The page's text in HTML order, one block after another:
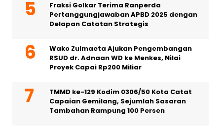
Fraksi Golkar Terima Ranperda
Pertanggungjawaban APBD 2025 dengan
Delapan Catatan Strategis
Wako Zulmaeta Ajukan Pengembangan
RSUD dr. Adnaan WD ke Menkes, Nilai
Proyek Capai Rp200 Miliar
TMMD ke-129 Kodim 0306/50 Kota Catat
Capaian Gemilang, Sejumlah Sasaran
Tambahan Rampung 100 Persen